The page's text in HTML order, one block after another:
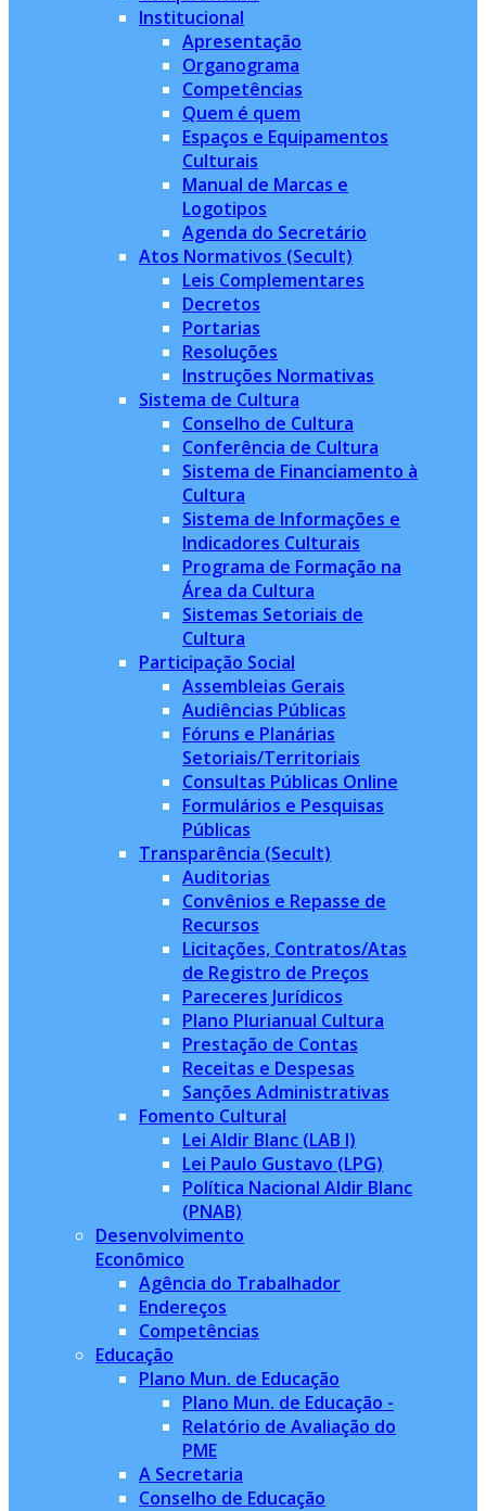
Institucional
Apresentação
Organograma
Competências
Quem é quem
Espaços e Equipamentos
Culturais
Manual de Marcas e
Logotipos
Agenda do Secretário
Atos Normativos (Secult)
Leis Complementares
Decretos
Portarias
Resoluções
Instruções Normativas
Sistema de Cultura
Conselho de Cultura
Conferência de Cultura
Sistema de Financiamento à
Cultura
Sistema de Informações e
Indicadores Culturais
Programa de Formação na
Área da Cultura
Sistemas Setoriais de
Cultura
Participação Social
Assembleias Gerais
Audiências Públicas
Fóruns e Planárias
Setoriais/Territoriais
Consultas Públicas Online
Formulários e Pesquisas
Públicas
Transparência (Secult)
Auditorias
Convênios e Repasse de
Recursos
Licitações, Contratos/Atas
de Registro de Preços
Pareceres Jurídicos
Plano Plurianual Cultura
Prestação de Contas
Receitas e Despesas
Sanções Administrativas
Fomento Cultural
Lei Aldir Blanc (LAB I)
Lei Paulo Gustavo (LPG)
Política Nacional Aldir Blanc
(PNAB)
Desenvolvimento
Econômico
Agência do Trabalhador
Endereços
Competências
Educação
Plano Mun. de Educação
Plano Mun. de Educação -
Relatório de Avaliação do
PME
A Secretaria
Conselho de Educação